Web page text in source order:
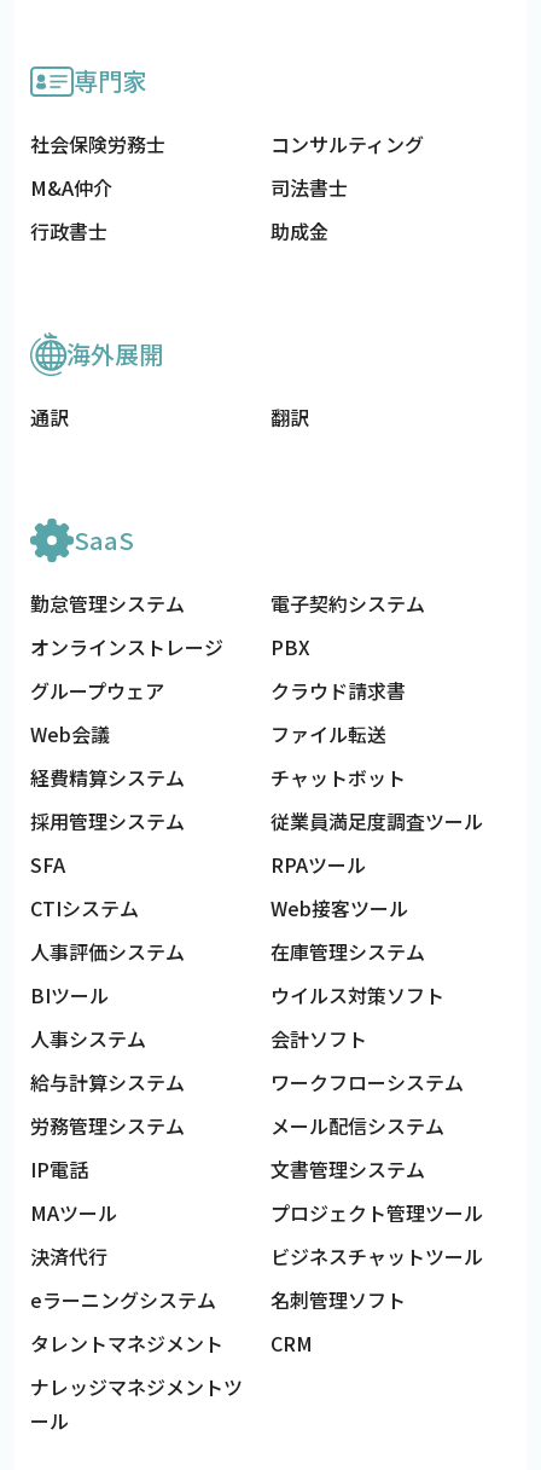
専門家
社会保険労務士
コンサルティング
M&A仲介
司法書士
行政書士
助成金
海外展開
通訳 翻訳
SaaS
勤怠管理システム
電子契約システム
オンラインストレージ
PBX
グループウェア
クラウド請求書
Web会議
ファイル転送
経費精算システム
チャットボット
採用管理システム
従業員満足度調査ツール
SFA
RPAツール
CTIシステム
Web接客ツール
人事評価システム
在庫管理システム
BIツール
ウイルス対策ソフト
人事システム
会計ソフト
給与計算システム
ワークフローシステム
労務管理システム
メール配信システム
IP電話
文書管理システム
MAツール
プロジェクト管理ツール
決済代行
ビジネスチャットツール
eラーニングシステム
名刺管理ソフト
タレントマネジメント
CRM
ナレッジマネジメントツ
ール